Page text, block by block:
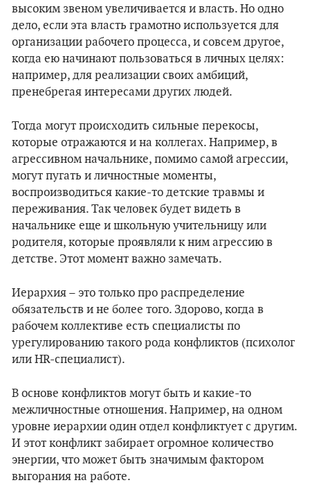
высоким звеном увеличивается и власть. Но одно
дело, если эта власть грамотно используется для
организации рабочего процесса, и совсем другое,
когда ею начинают пользоваться в личных целях:
например, для реализации своих амбиций,
пренебрегая интересами других людей.
Тогда могут происходить сильные перекосы,
которые отражаются и на коллегах. Например, в
агрессивном начальнике, помимо самой агрессии,
могут пугать и личностные моменты,
воспроизводиться какие-то детские травмы и
переживания. Так человек будет видеть в
начальнике еще и школьную учительницу или
родителя, которые проявляли к ним агрессию в
детстве. Этот момент важно замечать.
Иерархия – это только про распределение
обязательств и не более того. Здорово, когда в
рабочем коллективе есть специалисты по
урегулированию такого рода конфликтов (психолог
или HR-специалист).
В основе конфликтов могут быть и какие-то
межличностные отношения. Например, на одном
уровне иерархии один отдел конфликтует с другим.
И этот конфликт забирает огромное количество
энергии, что может быть значимым фактором
выгорания на работе.